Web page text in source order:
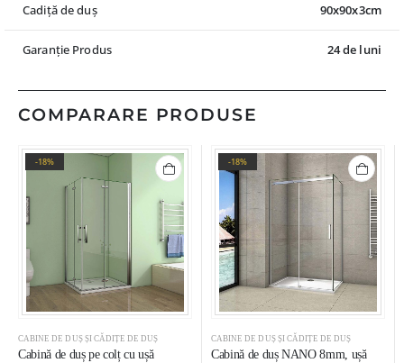
Cadiță de duș 90x90x3cm
Garanție Produs 24 de luni
COMPARARE PRODUSE
-18%
CABINE DE DUȘ ȘI CĂDIȚE DE DUȘ
Cabină de duș pe colț cu ușă
-18%
CABINE DE DUȘ ȘI CĂDIȚE DE DUȘ
Cabină de duș NANO 8mm, ușă